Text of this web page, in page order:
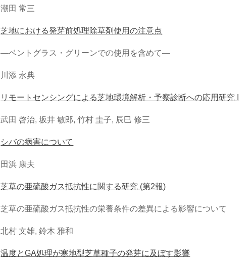
潮田 常三
芝地における発芽前処理除草剤使用の注意点
―ベントグラス・グリーンでの使用を含めて―
川添 永典
リモートセンシングによる芝地環境解析・予察診断への応用研究 I
武田 啓治, 坂井 敏郎, 竹村 圭子, 辰巳 修三
シバの病害について
田浜 康夫
芝草の亜硫酸ガス抵抗性に関する研究 (第2報)
芝草の亜硫酸ガス抵抗性の栄養条件の差異による影響について
北村 文雄, 鈴木 雅和
温度とGA処理が寒地型芝草種子の発芽に及ぼす影響